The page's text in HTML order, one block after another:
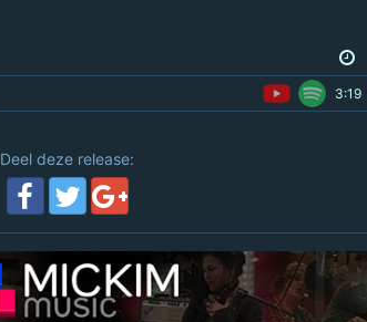
3:19
Deel deze release: